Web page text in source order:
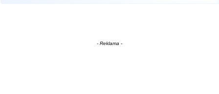
- Reklama -